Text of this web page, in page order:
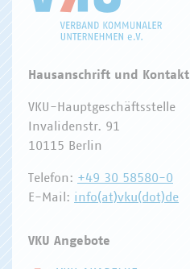
Hausanschrift und Kontakt
VKU-Hauptgeschäftsstelle
Invalidenstr. 91
10115 Berlin
Telefon: +49 30 58580-0
E-Mail: info(at)vku(dot)de
VKU Angebote